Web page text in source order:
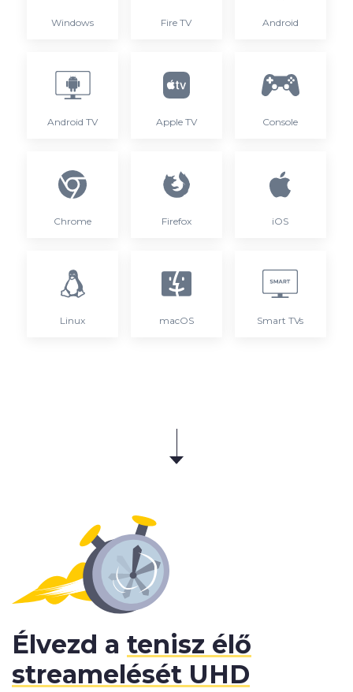
Windows Fire TV Android
Android TV Apple TV Console
Chrome Firefox iOS
Linux macOS Smart TVs
Élvezd a tenisz élő
streamelését UHD